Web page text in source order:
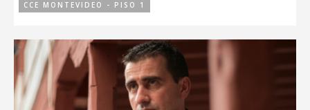
CCE MONTEVIDEO - PISO 1